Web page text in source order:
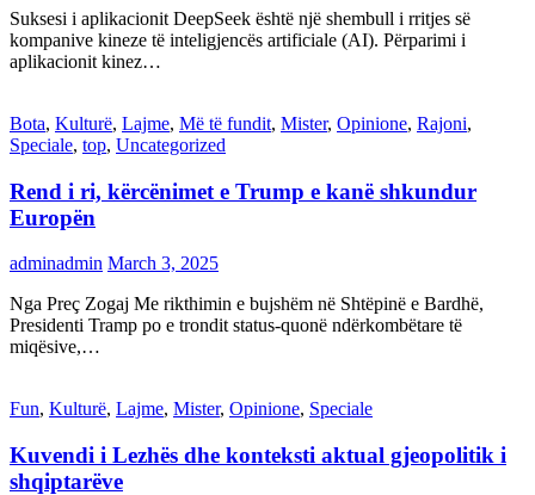
Suksesi i aplikacionit DeepSeek është një shembull i rritjes së
kompanive kineze të inteligjencës artificiale (AI). Përparimi i
aplikacionit kinez…
Bota, Kulturë, Lajme, Më të fundit, Mister, Opinione, Rajoni,
Speciale, top, Uncategorized
Rend i ri, kërcënimet e Trump e kanë shkundur
Europën
adminadmin March 3, 2025
Nga Preç Zogaj Me rikthimin e bujshëm në Shtëpinë e Bardhë,
Presidenti Tramp po e trondit status-quonë ndërkombëtare të
miqësive,…
Fun, Kulturë, Lajme, Mister, Opinione, Speciale
Kuvendi i Lezhës dhe konteksti aktual gjeopolitik i
shqiptarëve